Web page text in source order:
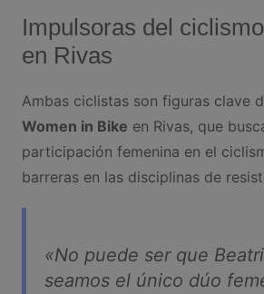
Impulsoras del
en Rivas
Ambas ciclistas son figuras clave
Women in Bike en Rivas, que
participación femenina en el
barreras en las disciplinas de
«No puede ser que
seamos el único dúo